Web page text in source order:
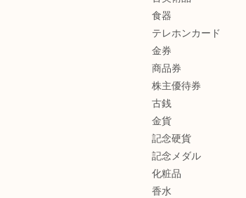
食器
テレホンカード
金券
商品券
株主優待券
古銭
金貨
記念硬貨
記念メダル
化粧品
香水